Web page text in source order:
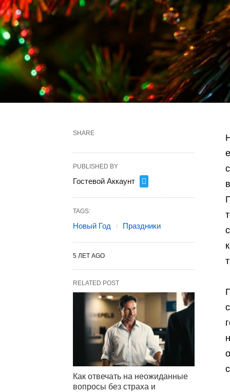
SHARE
PUBLISHED BY
Гостевой Аккаунт
TAGS:
Новый Год Праздники
5 ЛЕТ AGO
RELATED POST
Как отвечать на неожиданные
вопросы без страха и